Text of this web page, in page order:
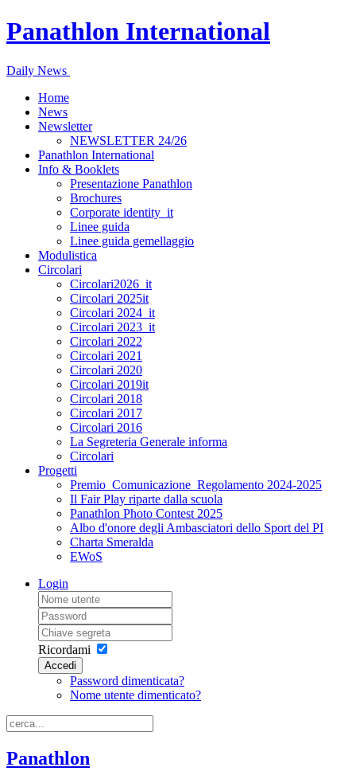
Panathlon International
Daily News
Home
News
Newsletter
NEWSLETTER 24/26
Panathlon International
Info & Booklets
Presentazione Panathlon
Brochures
Corporate identity_it
Linee guida
Linee guida gemellaggio
Modulistica
Circolari
Circolari2026_it
Circolari 2025it
Circolari 2024_it
Circolari 2023_it
Circolari 2022
Circolari 2021
Circolari 2020
Circolari 2019it
Circolari 2018
Circolari 2017
Circolari 2016
La Segreteria Generale informa
Circolari
Progetti
Premio_Comunicazione_Regolamento 2024-2025
Il Fair Play riparte dalla scuola
Panathlon Photo Contest 2025
Albo d'onore degli Ambasciatori dello Sport del PI
Charta Smeralda
EWoS
Login
Ricordami
Accedi
Password dimenticata?
Nome utente dimenticato?
Panathlon